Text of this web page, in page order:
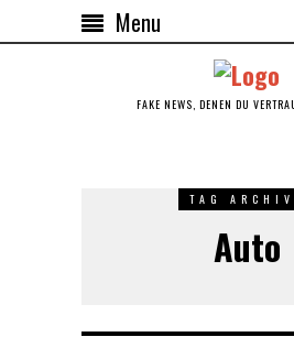
Menu
FAKE NEWS, DENEN DU
TAG
Auto